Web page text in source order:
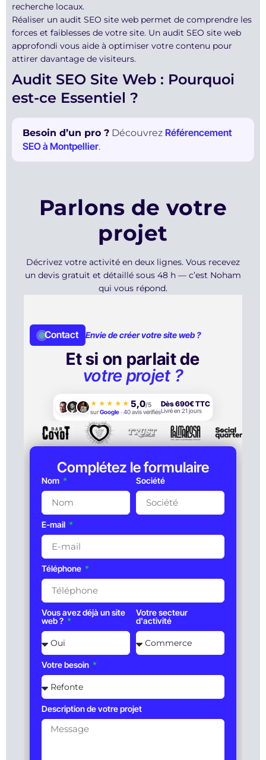
recherche locaux.
Réaliser un audit SEO site web permet de comprendre les
forces et faiblesses de votre site. Un audit SEO site web
approfondi vous aide à optimiser votre contenu pour
attirer davantage de visiteurs.
Audit SEO Site Web : Pourquoi
est-ce Essentiel ?
Besoin d’un pro ? Découvrez Référencement
SEO à Montpellier.
Parlons de votre
projet
Décrivez votre activité en deux lignes. Vous recevez
un devis gratuit et détaillé sous 48 h — c’est Noham
qui vous répond.
Contact Envie de créer votre site web ?
Et si on parlait de
votre projet ?
★★★★★ 5,0/5
surGoogle· 40avis vérifiés
Dès 690€ TTC
Livré en 21 jours
Complétez le formulaire
Nom Société
E-mail
Téléphone
Vous avez déjà un site
web ?
Votre secteur
d'activité
Votre besoin
Description de votre projet